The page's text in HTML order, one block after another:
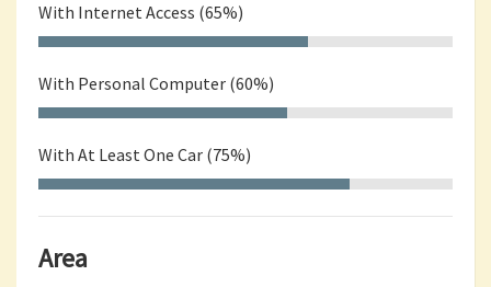
With Internet Access (65%)
With Personal Computer (60%)
With At Least One Car (75%)
Area